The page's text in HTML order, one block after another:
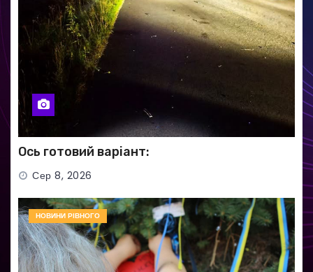
Ось готовий варіант:
Сер 8, 2026
НОВИНИ РІВНОГО